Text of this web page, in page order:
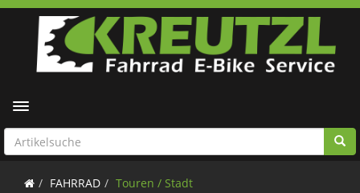
Toggle navigation
FAHRRAD Touren / Stadt